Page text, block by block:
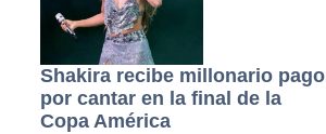
Shakira recibe millonario pago
por cantar en la final de la
Copa América